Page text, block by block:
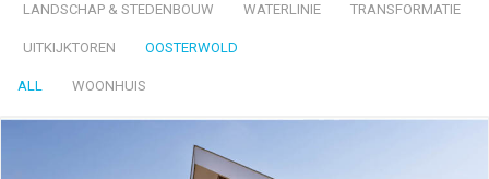
LANDSCHAP & STEDENBOUW WATERLINIE TRANSFORMATIE
UITKIJKTOREN OOSTERWOLD
ALL WOONHUIS